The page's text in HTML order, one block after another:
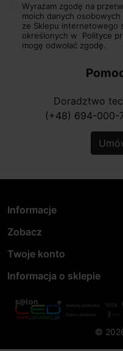
Wyrażam zgodę na
moich danych
ze Sklepu internetowego
określonych w Polityce
mogę odwołać zgodę.
Doradztwo
(+48) 694-000-
Informacje
Zobacz
Twoje konto
Informacja o sklepie
©